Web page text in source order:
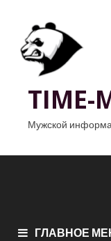
TIME-
Мужской
ГЛАВНОЕ